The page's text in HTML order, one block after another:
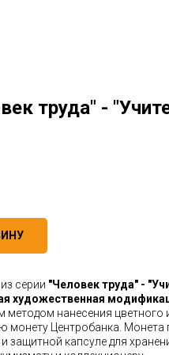
труда" -
серии "Человек труда" -
художественная
методом нанесения цветного
монету Центробанка. Монета
защитной капсуле для